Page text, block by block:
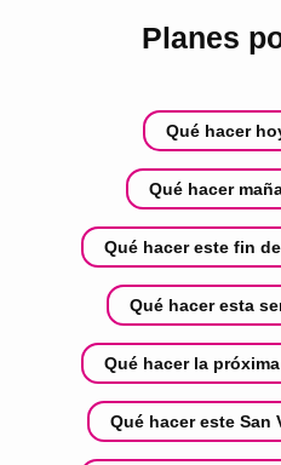
Planes
Qué hacer
Qué hacer
Qué hacer este fin
Qué hacer esta
Qué hacer la
Qué hacer este San